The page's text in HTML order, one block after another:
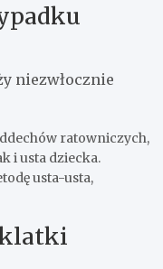
niezwłocznie
ratowniczych,
i usta dziecka.
usta-usta,